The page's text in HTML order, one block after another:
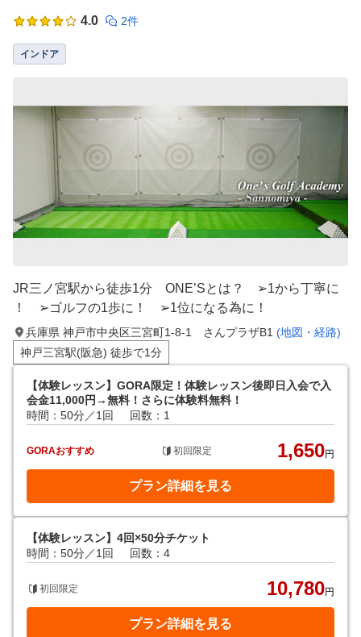
4.0 2件
インドア
JR三ノ宮駅から徒歩1分 ONE’Sとは？ ➢1から丁寧に
！ ➢ゴルフの1歩に！ ➢1位になる為に！
兵庫県 神戸市中央区三宮町1-8-1 さんプラザB1 (地図・経路)
神戸三宮駅(阪急) 徒歩で1分
【体験レッスン】GORA限定！体験レッスン後即日入会で入
会金11,000円→無料！さらに体験料無料！
時間：50分／1回
回数：1
GORAおすすめ 初回限定 1,650円
プラン詳細を見る
【体験レッスン】4回×50分チケット
時間：50分／1回
回数：4
初回限定 10,780円
プラン詳細を見る